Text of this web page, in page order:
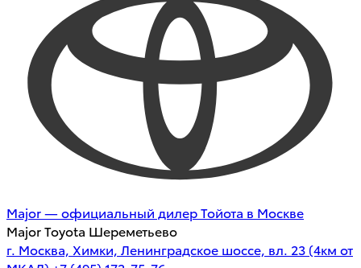
Major — официальный дилер Тойота в Москве
Major Toyota Шереметьево
г. Москва, Химки, Ленинградское шоссе, вл. 23 (4км от